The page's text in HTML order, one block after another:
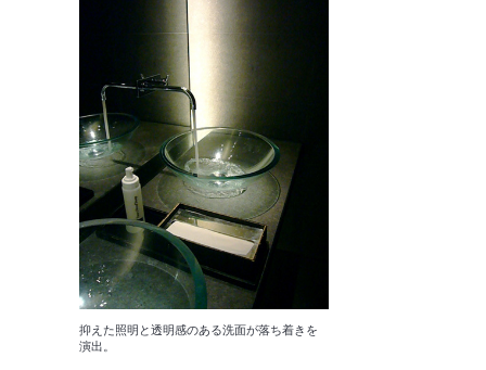
抑えた照明と透明感のある洗面が落ち着きを
演出。